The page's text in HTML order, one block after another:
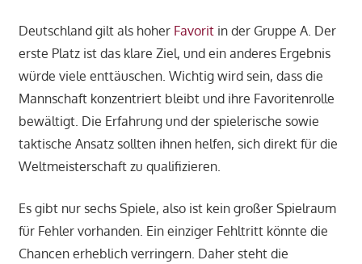
Deutschland gilt als hoher Favoritin der Gruppe A. Der
erste Platz ist das klare Ziel, und ein anderes Ergebnis
würde viele enttäuschen. Wichtig wird sein, dass die
Mannschaft konzentriert bleibt und ihre Favoritenrolle
bewältigt. Die Erfahrung und der spielerische sowie
taktische Ansatz sollten ihnen helfen, sich direkt für die
Weltmeisterschaft zu qualifizieren.
Es gibt nur sechs Spiele, also ist kein großer Spielraum
für Fehler vorhanden. Ein einziger Fehltritt könnte die
Chancen erheblich verringern. Daher steht die